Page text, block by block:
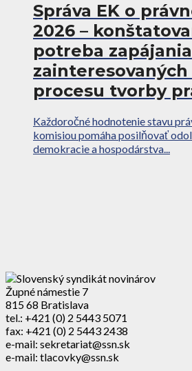
Správa EK o
2026 –
potreba zapájania
procesu tvorby
Každoročné hodnotenie stavu
komisiou pomáha posilňovať
demokracie a hospodárstva...
Župné námestie 7
815 68 Bratislava
tel.: +421 (0) 2 5443 5071
fax: +421 (0) 2 5443 2438
e-mail: sekretariat@ssn.sk
e-mail: tlacovky@ssn.sk